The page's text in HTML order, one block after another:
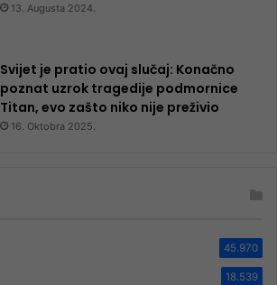
13. Augusta 2024.
Svijet je pratio ovaj slučaj: Konačno
poznat uzrok tragedije podmornice
Titan, evo zašto niko nije preživio
16. Oktobra 2025.
45.970
18.539